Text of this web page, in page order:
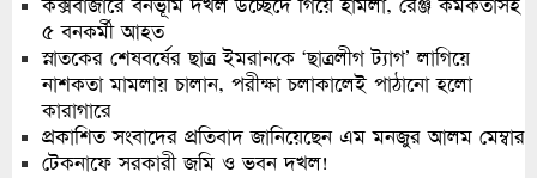
কক্সবাজারে বনভূমি দখল উচ্ছেদে গিয়ে হামলা, রেঞ্জ কর্মকর্তাসহ
৫ বনকর্মী আহত
স্নাতকের শেষবর্ষের ছাত্র ইমরানকে ‘ছাত্রলীগ ট্যাগ’ লাগিয়ে
নাশকতা মামলায় চালান, পরীক্ষা চলাকালেই পাঠানো হলো
কারাগারে
প্রকাশিত সংবাদের প্রতিবাদ জানিয়েছেন এম মনজুর আলম মেম্বার
টেকনাফে সরকারী জমি ও ভবন দখল!